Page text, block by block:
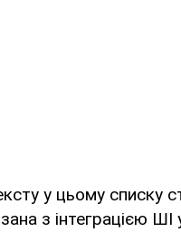
у цьому списку
з інтеграцією ШІ